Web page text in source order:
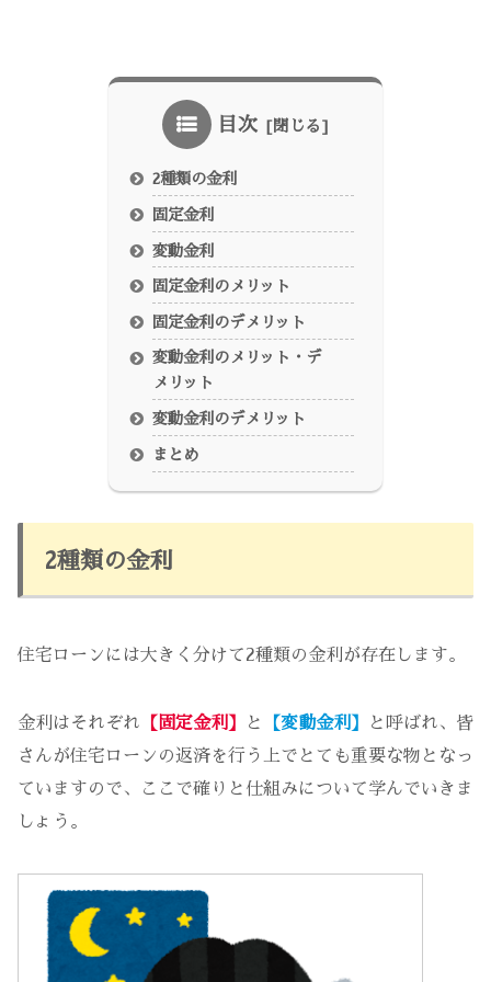
目次
2種類の金利
固定金利
変動金利
固定金利のメリット
固定金利のデメリット
変動金利のメリット・デ
メリット
変動金利のデメリット
まとめ
2種類の金利
住宅ローンには大きく分けて2種類の金利が存在します。
金利はそれぞれ 【固定金利】 と 【変動金利】
と呼ばれ、皆
さんが住宅ローンの返済を行う上でとても重要な物となっ
ていますので、ここで確りと仕組みについて学んでいきま
しょう。